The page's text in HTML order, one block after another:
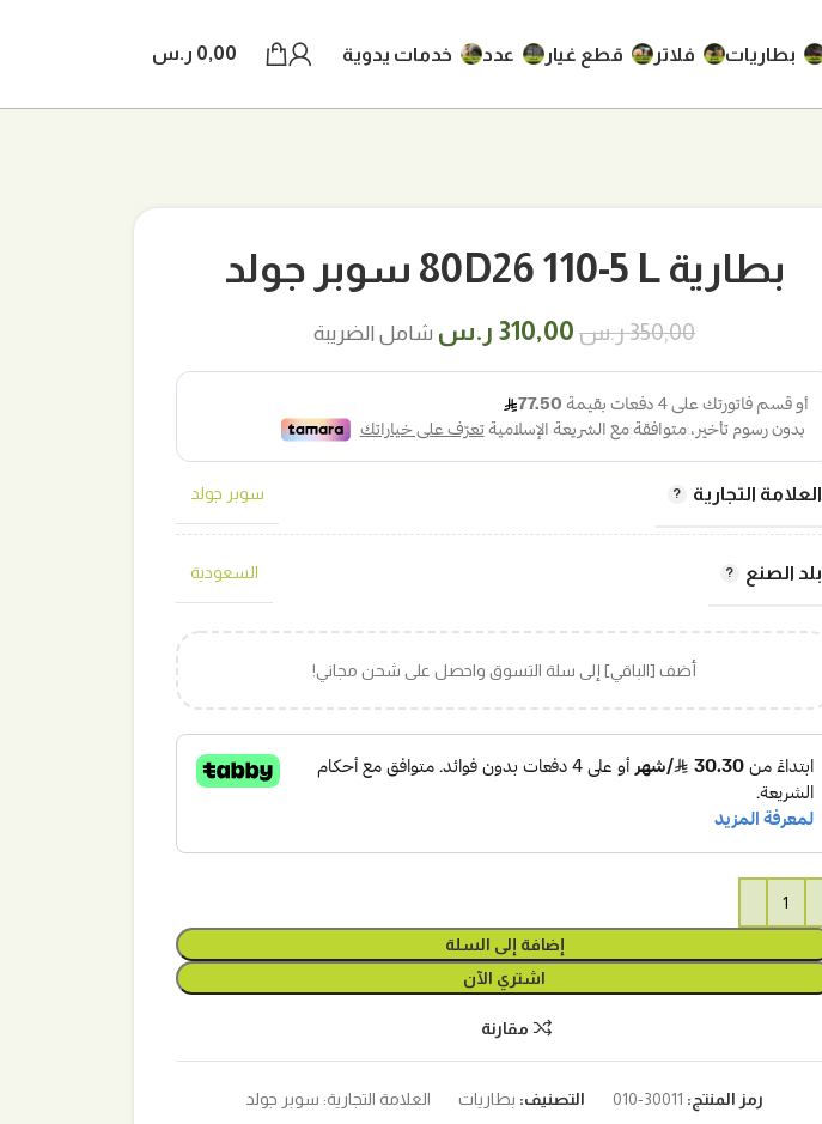
بطاريات فلاتر قطع غيار عدد خدمات يدوية 0,00 ر.س
بطارية 80D26 110-5 L سوبر جولد
350,00ر.س السعر
هو:
350,00 ر.س.
310,00 ر.سالسعر
310,00 ر.س.
شامل الضريبة
العلامة التجارية سوبر جولد
بلد الصنع السعودية
أضف [الباقي] إلى سلة التسوق واحصل على شحن مجاني!
إضافة إلى السلة
اشتري الآن
مقارنة
رمز المنتج: 30011-010 التصنيف: بطاريات العلامة التجارية: سوبر جولد